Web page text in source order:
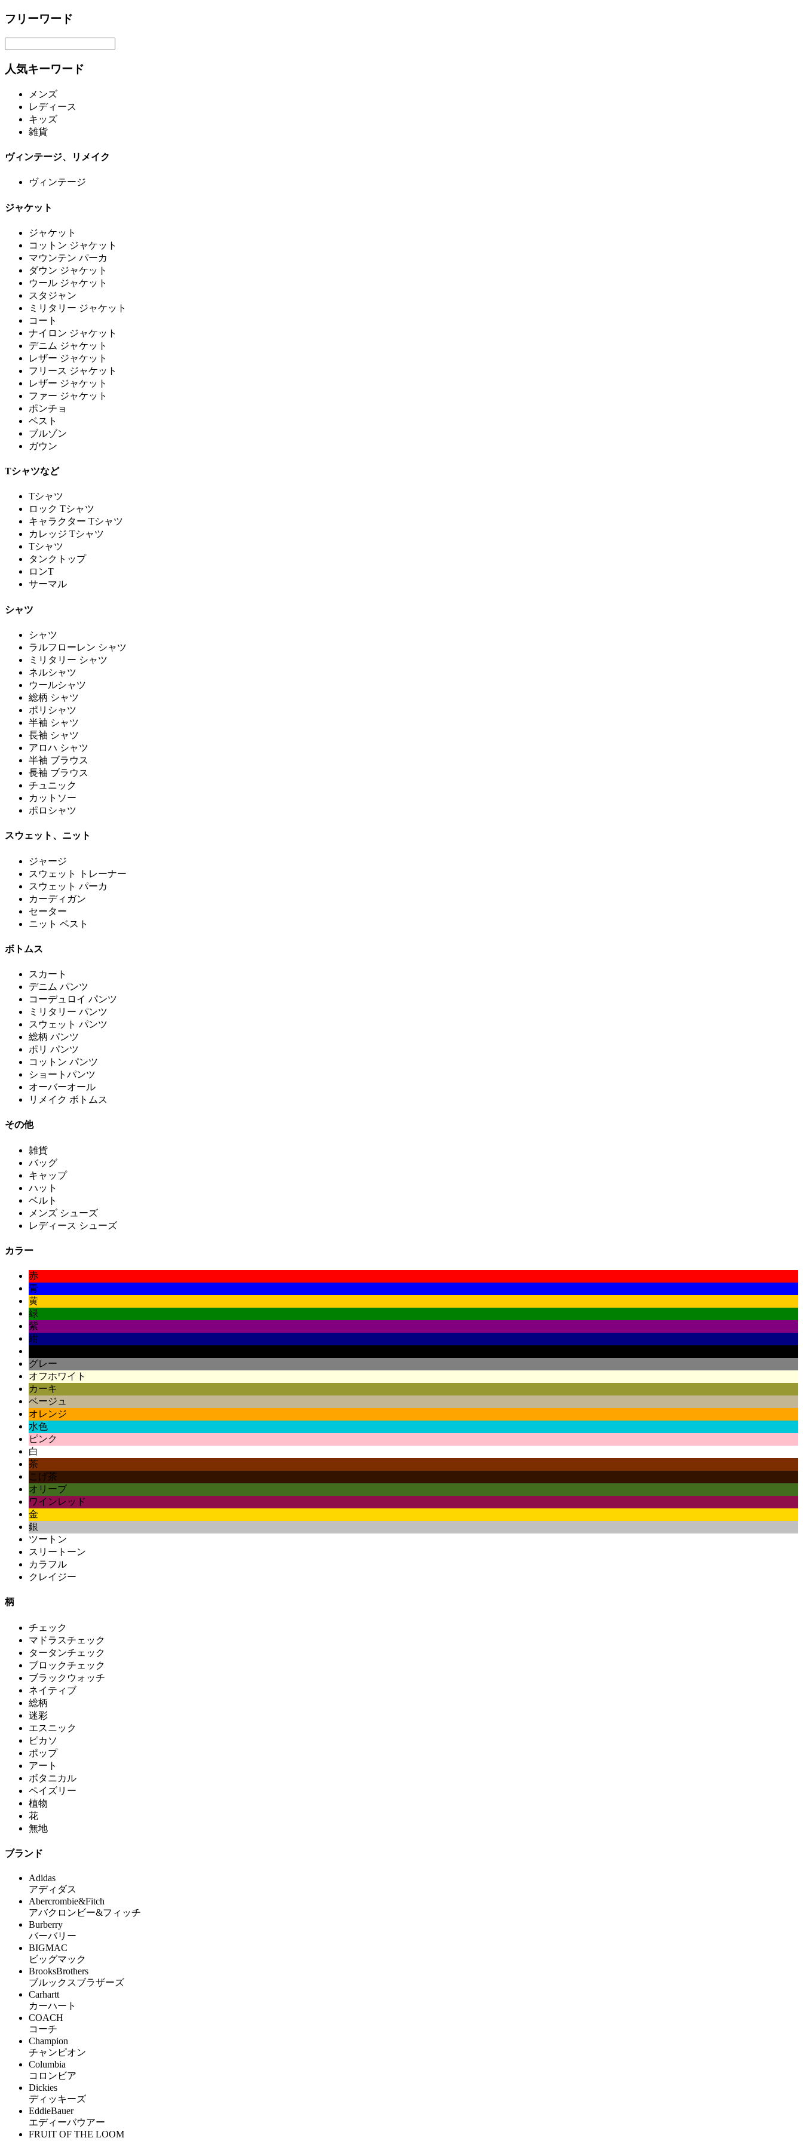
フリーワード
人気キーワード
メンズ
レディース
キッズ
雑貨
ヴィンテージ、リメイク
ヴィンテージ
ジャケット
ジャケット
コットン ジャケット
マウンテン パーカ
ダウン ジャケット
ウール ジャケット
スタジャン
ミリタリー ジャケット
コート
ナイロン ジャケット
デニム ジャケット
レザー ジャケット
フリース ジャケット
レザー ジャケット
ファー ジャケット
ポンチョ
ベスト
ブルゾン
ガウン
Tシャツなど
Tシャツ
ロック Tシャツ
キャラクター Tシャツ
カレッジ Tシャツ
Tシャツ
タンクトップ
ロンT
サーマル
シャツ
シャツ
ラルフローレン シャツ
ミリタリー シャツ
ネルシャツ
ウールシャツ
総柄 シャツ
ポリシャツ
半袖 シャツ
長袖 シャツ
アロハ シャツ
半袖 ブラウス
長袖 ブラウス
チュニック
カットソー
ポロシャツ
スウェット、ニット
ジャージ
スウェット トレーナー
スウェット パーカ
カーディガン
セーター
ニット ベスト
ボトムス
スカート
デニム パンツ
コーデュロイ パンツ
ミリタリー パンツ
スウェット パンツ
総柄 パンツ
ポリ パンツ
コットン パンツ
ショートパンツ
オーバーオール
リメイク ボトムス
その他
雑貨
バッグ
キャップ
ハット
ベルト
メンズ シューズ
レディース シューズ
カラー
赤
青
黄
緑
紫
紺
グレー
オフホワイト
カーキ
ベージュ
オレンジ
水色
ピンク
白
茶
こげ茶
オリーブ
ワインレッド
金
銀
ツートン
スリートーン
カラフル
クレイジー
柄
チェック
マドラスチェック
タータンチェック
ブロックチェック
ブラックウォッチ
ネイティブ
総柄
迷彩
エスニック
ピカソ
ポップ
アート
ボタニカル
ペイズリー
植物
花
無地
ブランド
Adidas
アディダス
Abercrombie&Fitch
アバクロンビー&フィッチ
Burberry
バーバリー
BIGMAC
ビッグマック
BrooksBrothers
ブルックスブラザーズ
Carhartt
カーハート
COACH
コーチ
Champion
チャンピオン
Columbia
コロンビア
Dickies
ディッキーズ
EddieBauer
エディーバウアー
FRUIT OF THE LOOM